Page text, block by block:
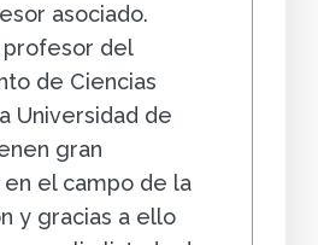
asociado.
profesor del
de Ciencias
Universidad de
gran
el campo de la
y gracias a ello